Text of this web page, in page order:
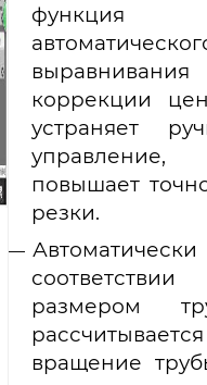
функция
коррекции
устраняет
управление,
повышает
резки.
размером
рассчитывается
вращение